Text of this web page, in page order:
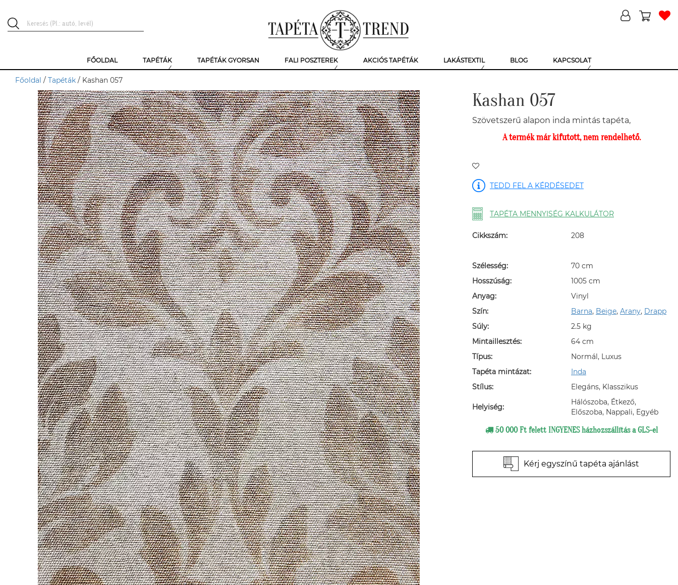
FŐOLDAL TAPÉTÁK TAPÉTÁK GYORSAN FALI POSZTEREK AKCIÓS TAPÉTÁK LAKÁSTEXTIL BLOG KAPCSOLAT
Főoldal / Tapéták / Kashan 057
Kashan 057
Szövetszerű alapon inda mintás tapéta,
A termék már kifutott, nem rendelhető.
TEDD FEL A KÉRDÉSEDET
TAPÉTA MENNYISÉG KALKULÁTOR
Cikkszám: 208
Szélesség:
70 cm
Hosszúság:
1005 cm
Anyag:
Vinyl
Szín:
Barna, Beige, Arany, Drapp
Súly:
2.5 kg
Mintaillesztés:
64 cm
Típus:
Normál, Luxus
Tapéta mintázat:
Inda
Stílus:
Elegáns, Klasszikus
Helyiség:
Hálószoba, Étkező,
Előszoba, Nappali, Egyéb
50 000 Ft felett INGYENES házhozszállítás a GLS-el
Kérj egyszínű tapéta ajánlást